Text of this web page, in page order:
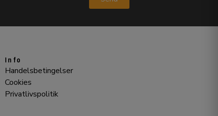
Info
Handelsbetingelser
Cookies
Privatlivspolitik